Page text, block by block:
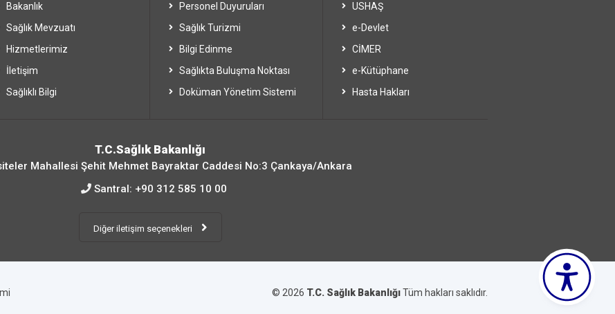
Bakanlık
Sağlık Mevzuatı
Hizmetlerimiz
İletişim
Sağlıklı Bilgi
Personel Duyuruları
Sağlık Turizmi
Bilgi Edinme
Sağlıkta Buluşma Noktası
Doküman Yönetim Sistemi
USHAŞ
e-Devlet
CİMER
e-Kütüphane
Hasta Hakları
T.C.Sağlık Bakanlığı
Mahallesi Şehit Mehmet Bayraktar Caddesi No:3 Çankaya/Ankara
Santral: +90 312 585 10 00
Diğer iletişim seçenekleri
© 2026 T.C. Sağlık BakanlığıTüm hakları saklıdır.